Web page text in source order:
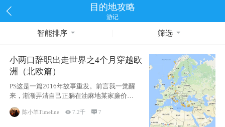
目的地攻略
游记
智能排序 筛选
小两口辞职出走世界之4个月穿越欧
洲（北欧篇）
PS这是一篇2016年故事重发。前言我一觉醒
来，渐渐弄清自己正躺在油麻地某家廉价宾
馆
陈小羊Timeline 7.2千 7